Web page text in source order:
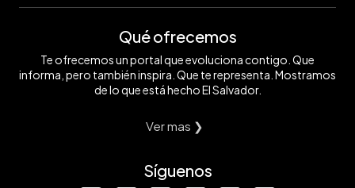
Qué ofrecemos
Te ofrecemos un portal que evoluciona contigo. Que
informa, pero también inspira. Que te representa. Mostramos
de lo que está hecho El Salvador.
Ver mas ❯
Síguenos